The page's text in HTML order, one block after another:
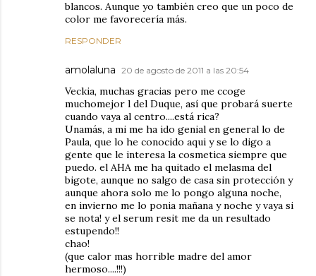
blancos. Aunque yo también creo que un poco de
color me favorecería más.
RESPONDER
amolaluna 20 de agosto de 2011 a las 20:54
Veckia, muchas gracias pero me ccoge
muchomejor l del Duque, así que probará suerte
cuando vaya al centro....está rica?
Unamás, a mi me ha ido genial en general lo de
Paula, que lo he conocido aqui y se lo digo a
gente que le interesa la cosmetica siempre que
puedo. el AHA me ha quitado el melasma del
bigote, aunque no salgo de casa sin protección y
aunque ahora solo me lo pongo alguna noche,
en invierno me lo ponia mañana y noche y vaya si
se nota! y el serum resit me da un resultado
estupendo!!
chao!
(que calor mas horrible madre del amor
hermoso....!!!)